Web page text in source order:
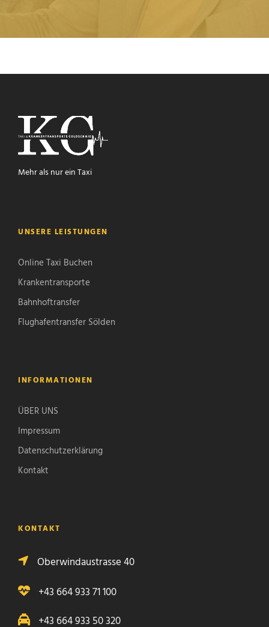
Mehr als nur ein Taxi
UNSERE LEISTUNGEN
Online Taxi Buchen
Krankentransporte
Bahnhoftransfer
Flughafentransfer Sölden
INFORMATIONEN
ÜBER UNS
Impressum
Datenschutzerklärung
Kontakt
KONTAKT
Oberwindaustrasse 40
+43 664 933 71 100
+43 664 933 50 320